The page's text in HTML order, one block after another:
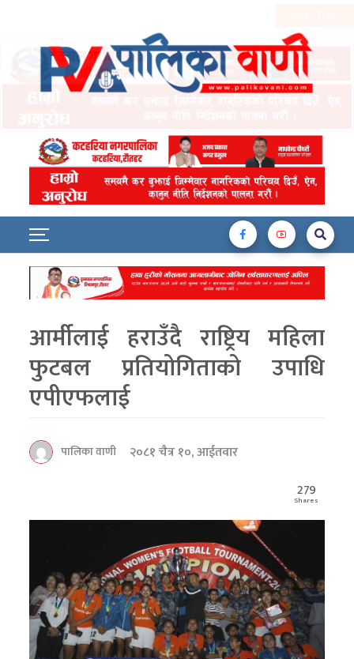
आर्मीलाई हराउँदै राष्ट्रिय महिला
फुटबल प्रतियोगिताको उपाधि
एपीएफलाई
पालिका वाणी
२०८१ चैत्र १०, आईतवार
279
Shares